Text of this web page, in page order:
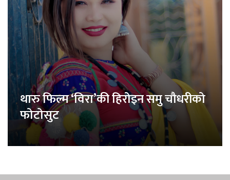
थारु फिल्म ‘विरा’की हिरोइन समु चौधरीको
फोटोसुट